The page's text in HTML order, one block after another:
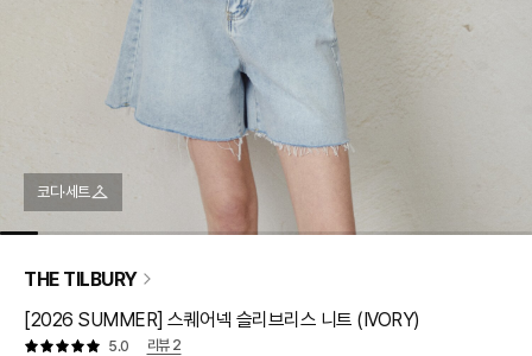
코디·세트
THE TILBURY
[2026 SUMMER] 스퀘어넥 슬리브리스 니트 (IVORY)
5.0 리뷰 2